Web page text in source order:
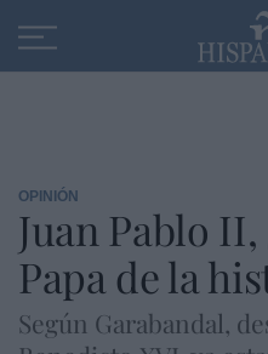
OPINIÓN
Juan Pablo
Papa de la
Según Garabandal,